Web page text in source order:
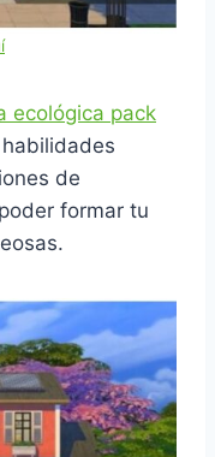
ecológica pack
de
formar tu